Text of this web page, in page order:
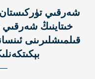
شەرقىي تۈركىستان
خىتاينىڭ شەرقىي
قىلمىشلىرىنى